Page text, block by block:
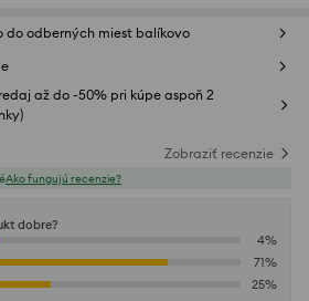
do odberných miest balíkovo
až do -50% pri kúpe aspoň 2
Zobraziť recenzie
Ako fungujú recenzie?
dobre?
4%
71%
25%